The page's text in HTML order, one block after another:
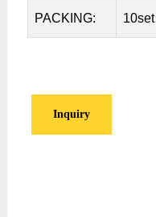
PACKING:
Inquiry